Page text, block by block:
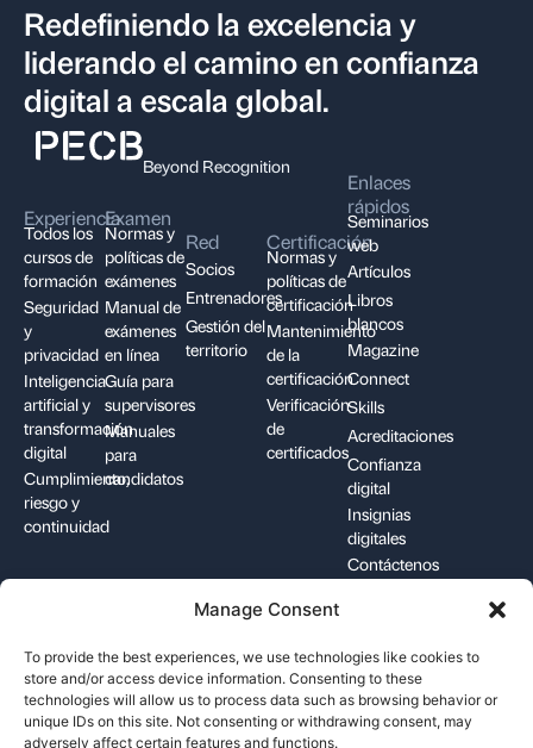
Manage Consent
To provide the best experiences, we use technologies like cookies to
store and/or access device information. Consenting to these
technologies will allow us to process data such as browsing behavior or
unique IDs on this site. Not consenting or withdrawing consent, may
adversely affect certain features and functions.
Redefiniendo la excelencia y
liderando el camino en confianza
digital a escala global.
Beyond Recognition
Experiencia
Todos los
cursos de
formación
Seguridad
y
privacidad
Inteligencia
artificial y
transformación
digital
Cumplimiento,
riesgo y
continuidad
Examen
Normas y
políticas de
exámenes
Manual de
exámenes
en línea
Guía para
supervisores
Manuales
para
candidatos
Red
Socios
Entrenadores
Gestión del
territorio
Certificación
Normas y
políticas de
certificación
Mantenimiento
de la
certificación
Verificación
de
certificados
Enlaces
rápidos
Seminarios
web
Artículos
Libros
blancos
Magazine
Connect
Skills
Acreditaciones
Confianza
digital
Insignias
digitales
Contáctenos